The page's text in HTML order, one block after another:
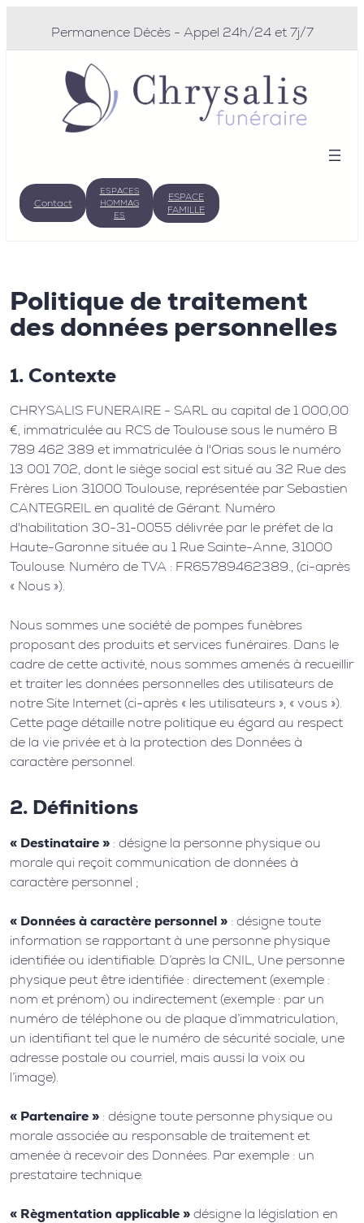
Permanence Décès - Appel 24h/24 et 7j/7
Contact
ESPACES
HOMMAG
ES
ESPACE
FAMILLE
Politique de traitement
des données personnelles
1. Contexte
CHRYSALIS FUNERAIRE - SARL au capital de 1 000,00
€, immatriculée au RCS de Toulouse sous le numéro B
789 462 389 et immatriculée à l'Orias sous le numéro
13 001 702, dont le siège social est situé au 32 Rue des
Frères Lion 31000 Toulouse, représentée par Sebastien
CANTEGREIL en qualité de Gérant. Numéro
d'habilitation 30-31-0055 délivrée par le préfet de la
Haute-Garonne située au 1 Rue Sainte-Anne, 31000
Toulouse. Numéro de TVA : FR65789462389., (ci-après
« Nous »).
Nous sommes une société de pompes funèbres
proposant des produits et services funéraires. Dans le
cadre de cette activité, nous sommes amenés à recueillir
et traiter les données personnelles des utilisateurs de
notre Site Internet (ci-après « les utilisateurs », « vous »).
Cette page détaille notre politique eu égard au respect
de la vie privée et à la protection des Données à
caractère personnel.
2. Définitions
« Destinataire » : désigne la personne physique ou
morale qui reçoit communication de données à
caractère personnel ;
« Données à caractère personnel » : désigne toute
information se rapportant à une personne physique
identifiée ou identifiable. D’après la CNIL, Une personne
physique peut être identifiée : directement (exemple :
nom et prénom) ou indirectement (exemple : par un
numéro de téléphone ou de plaque d’immatriculation,
un identifiant tel que le numéro de sécurité sociale, une
adresse postale ou courriel, mais aussi la voix ou
l’image).
« Partenaire » : désigne toute personne physique ou
morale associée au responsable de traitement et
amenée à recevoir des Données. Par exemple : un
prestataire technique.
« Règmentation applicable »désigne la législation en